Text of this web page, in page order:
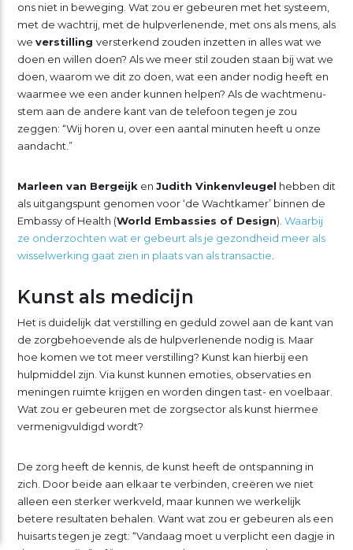
ons niet in beweging. Wat zou er gebeuren met het systeem,
met de wachtrij, met de hulpverlenende, met ons als mens, als
we verstilling versterkend zouden inzetten in alles wat we
doen en willen doen? Als we meer stil zouden staan bij wat we
doen, waarom we dit zo doen, wat een ander nodig heeft en
waarmee we een ander kunnen helpen? Als de wachtmenu-
stem aan de andere kant van de telefoon tegen je zou
zeggen: “Wij horen u, over een aantal minuten heeft u onze
aandacht.”
Marleen van Bergeijk en Judith Vinkenvleugel hebben dit
als uitgangspunt genomen voor ‘de Wachtkamer’ binnen de
Embassy of Health (World Embassies of Design). Waarbij
ze onderzochten wat er gebeurt als je gezondheid meer als
wisselwerking gaat zien in plaats van als transactie
Kunst als medicijn
Het is duidelijk dat verstilling en geduld zowel aan de kant van
de zorgbehoevende als de hulpverlenende nodig is. Maar
hoe komen we tot meer verstilling? Kunst kan hierbij een
hulpmiddel zijn. Via kunst kunnen emoties, observaties en
meningen ruimte krijgen en worden dingen tast- en voelbaar.
Wat zou er gebeuren met de zorgsector als kunst hiermee
vermenigvuldigd wordt?
De zorg heeft de kennis, de kunst heeft de ontspanning in
zich. Door beide aan elkaar te verbinden, creëren we niet
alleen een sterker werkveld, maar kunnen we werkelijk
betere resultaten behalen. Want wat zou er gebeuren als een
huisarts tegen je zegt: “Vandaag moet u verplicht een dagje in